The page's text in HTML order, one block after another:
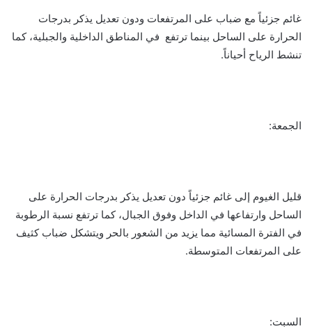
غائم جزئياً مع ضباب على المرتفعات ودون تعديل يذكر بدرجات
الحرارة على الساحل بينما ترتفع في المناطق الداخلية والجبلية، كما
تنشط الرياح أحياناً.
الجمعة:
قليل الغيوم إلى غائم جزئياً دون تعديل يذكر بدرجات الحرارة على
الساحل وارتفاعها في الداخل وفوق الجبال، كما ترتفع نسبة الرطوبة
في الفترة المسائية مما يزيد من الشعور بالحر ويتشكل ضباب كثيف
على المرتفعات المتوسطة.
السبت: